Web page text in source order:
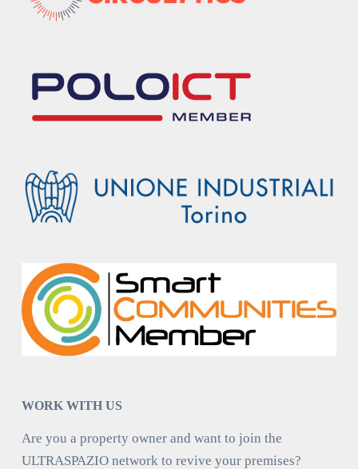
WORK WITH US
Are you a property owner and want to join the
ULTRASPAZIO network to revive your premises?